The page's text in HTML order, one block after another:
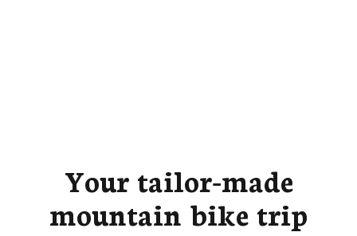
Your tailor-made
mountain bike trip